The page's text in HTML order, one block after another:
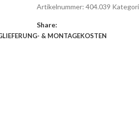
Artikelnummer: 404.039
Share:
LIEFERUNG- & MONTAGEKOSTEN